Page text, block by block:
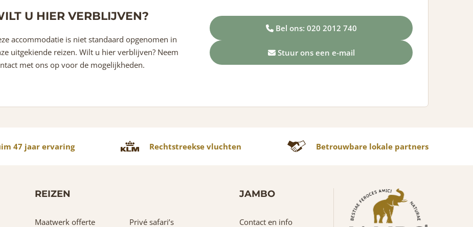
U HIER VERBLIJVEN?
accommodatie is niet standaard opgenomen in
uitgekiende reizen. Wilt u hier verblijven? Neem
met ons op voor de mogelijkheden.
Bel ons: 020 2012 740
Stuur ons een e-mail
47 jaar ervaring Rechtstreekse vluchten Betrouwbare lokale partners
REIZEN
Maatwerk offerte Privé safari’s
JAMBO
Contact en info